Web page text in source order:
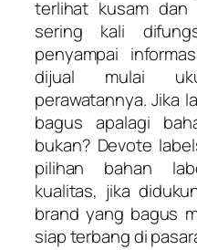
terlihat kusam dan
sering kali
penyampai
dijual mulai
perawatannya. Jika
bagus apalagi
bukan? Devote
pilihan bahan
kualitas, jika
brand yang bagus
siap terbang di